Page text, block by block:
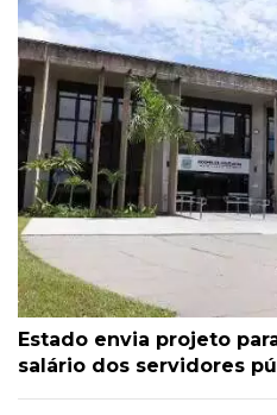
Estado envia projeto
salário dos servidores